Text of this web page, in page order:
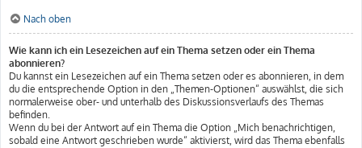
Nach oben
Wie kann ich ein Lesezeichen auf ein Thema setzen oder ein Thema
abonnieren?
Du kannst ein Lesezeichen auf ein Thema setzen oder es abonnieren, in dem
du die entsprechende Option in den „Themen-Optionen“ auswählst, die sich
normalerweise ober- und unterhalb des Diskussionsverlaufs des Themas
befinden.
Wenn du bei der Antwort auf ein Thema die Option „Mich benachrichtigen,
sobald eine Antwort geschrieben wurde“ aktivierst, wird das Thema ebenfalls